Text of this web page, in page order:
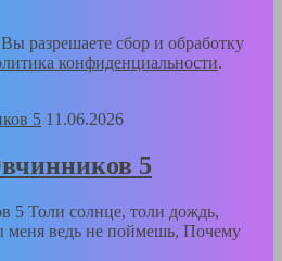
разрешаете сбор и обработку
конфиденциальности.
11.06.2026
5
5 Толи солнце, толи дождь,
меня ведь не поймешь, Почему